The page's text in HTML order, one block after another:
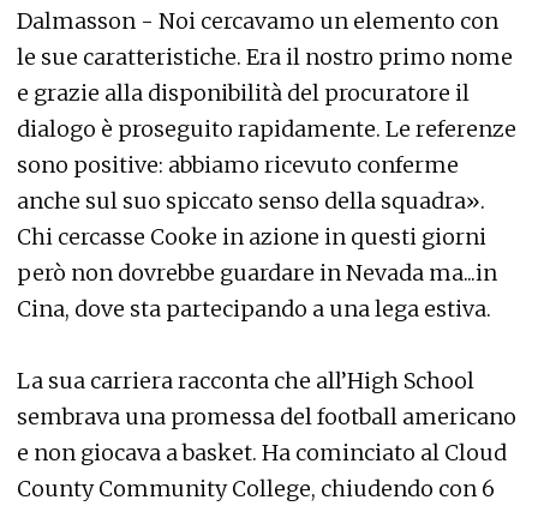
Dalmasson - Noi cercavamo un elemento con
le sue caratteristiche. Era il nostro primo nome
e grazie alla disponibilità del procuratore il
dialogo è proseguito rapidamente. Le referenze
sono positive: abbiamo ricevuto conferme
anche sul suo spiccato senso della squadra».
Chi cercasse Cooke in azione in questi giorni
però non dovrebbe guardare in Nevada ma...in
Cina, dove sta partecipando a una lega estiva.
La sua carriera racconta che all’High School
sembrava una promessa del football americano
e non giocava a basket. Ha cominciato al Cloud
County Community College, chiudendo con 6